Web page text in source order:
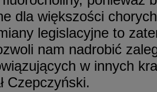
dla większości
legislacyjne to
nam nadrobić
w innych
Czepczyński.